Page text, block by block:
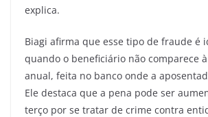
explica.
Biagi afirma que esse tipo de fraude é
quando o beneficiário não comparece
anual, feita no banco onde a
Ele destaca que a pena pode ser
terço por se tratar de crime contra